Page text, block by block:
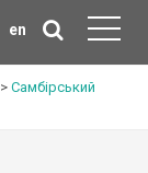
en
> Самбірський